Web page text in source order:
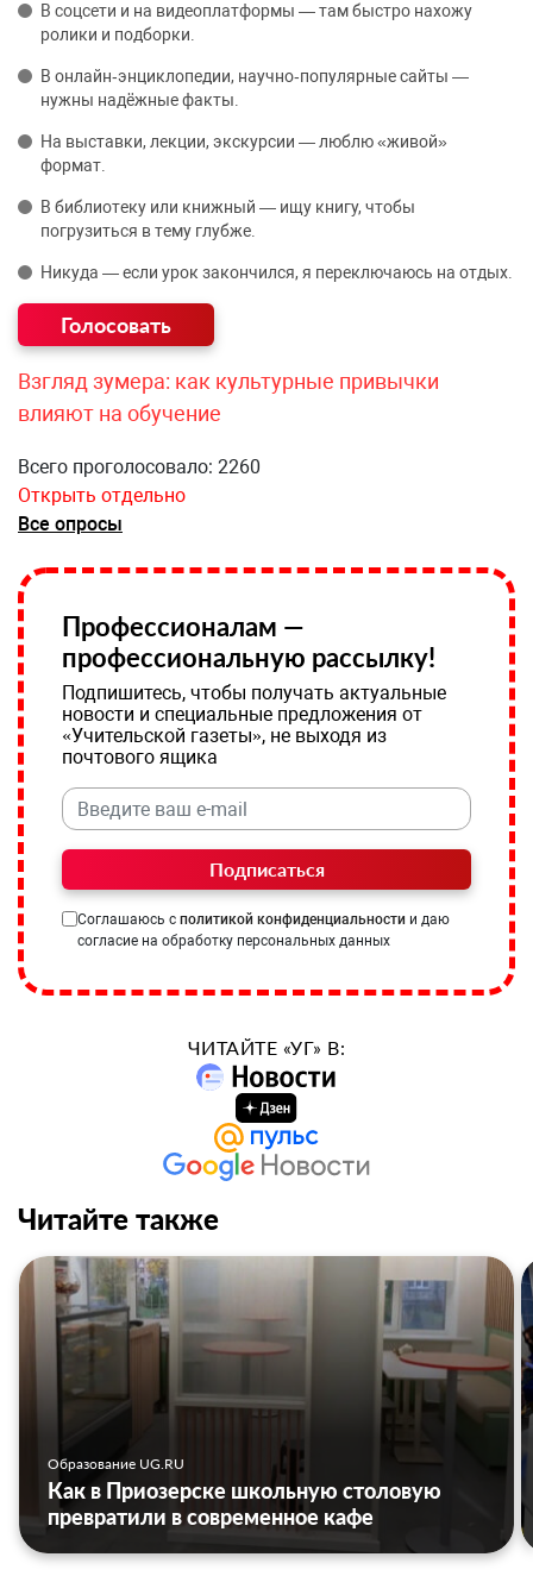
В соцсети и на видеоплатформы — там быстро нахожу
ролики и подборки.
В онлайн‑энциклопедии, научно‑популярные сайты —
нужны надёжные факты.
На выставки, лекции, экскурсии — люблю «живой»
формат.
В библиотеку или книжный — ищу книгу, чтобы
погрузиться в тему глубже.
Никуда — если урок закончился, я переключаюсь на отдых.
Взгляд зумера: как культурные привычки
влияют на обучение
Всего проголосовало: 2260
Открыть отдельно
Все опросы
Профессионалам —
профессиональную рассылку!
Подпишитесь, чтобы получать актуальные
новости и специальные предложения от
«Учительской газеты», не выходя из
почтового ящика
Подписаться
Соглашаюсь с политикой конфиденциальности и даю
согласие на обработку персональных данных
ЧИТАЙТЕ «УГ» В:
Читайте также
Образование UG.RU
Как в Приозерске школьную столовую
превратили в современное кафе